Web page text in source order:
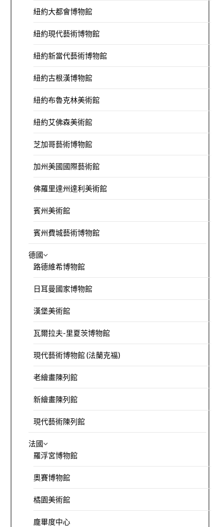
紐約大都會博物館
紐約現代藝術博物館
紐約新當代藝術博物館
紐約古根漢博物館
紐約布魯克林美術館
紐約艾佛森美術館
芝加哥藝術博物館
加州美國國際藝術館
佛羅里達州達利美術館
賓州美術館
賓州費城藝術博物館
德國
路德維希博物館
日耳曼國家博物館
漢堡美術館
瓦爾拉夫-里夏茨博物館
現代藝術博物館 (法蘭克福)
老繪畫陳列館
新繪畫陳列館
現代藝術陳列館
法國
羅浮宮博物館
奧賽博物館
橘園美術館
龐畢度中心